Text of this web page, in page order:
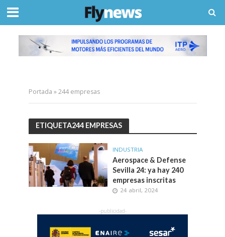
Portada »244 empresas
ETIQUETA244 EMPRESAS
INDUSTRIA
Aerospace & Defense
Sevilla 24: ya hay 240
empresas inscritas
24 abril, 2024